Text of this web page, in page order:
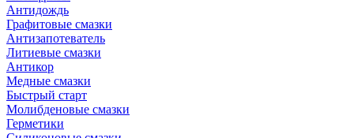
Антидождь
Графитовые смазки
Антизапотеватель
Литиевые смазки
Антикор
Медные смазки
Быстрый старт
Молибденовые смазки
Герметики